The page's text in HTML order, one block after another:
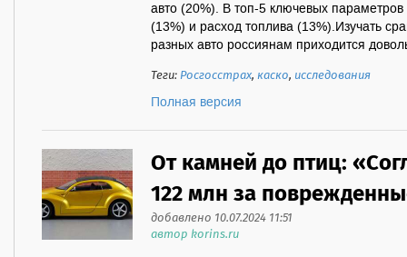
авто (20%). В топ-5 ключевых
(13%) и расход топлива (13%).Изучать
разных авто россиянам приходится
Теги:Росгосстрах,каско, исследования
Полная версия
От камней до птиц:
122 млн за
добавлено 10.07.2024 11:51
автор korins.ru